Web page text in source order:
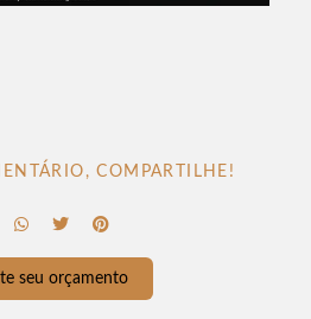
COMPARTILHE!
seu orçamento